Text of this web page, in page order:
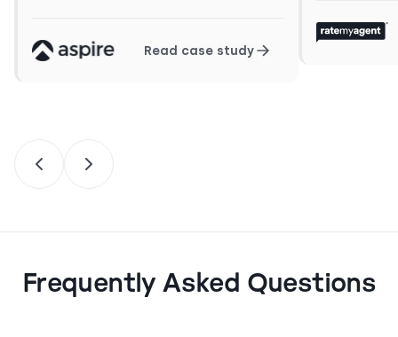
Read case study
Frequently Asked Questions